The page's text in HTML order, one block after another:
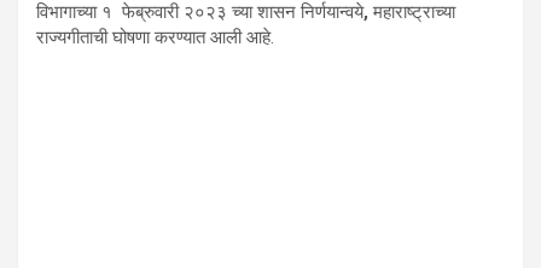
विभागाच्या १ फेब्रुवारी २०२३ च्या शासन निर्णयान्वये,महाराष्ट्राच्या
राज्यगीताची घोषणा करण्यात आली आहे.